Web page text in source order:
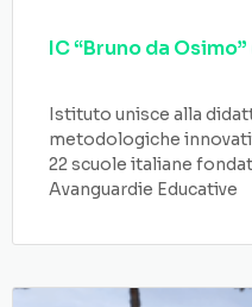
IC “Bruno da Osimo”
Istituto unisce alla
metodologiche
22 scuole italiane
Avanguardie Educative